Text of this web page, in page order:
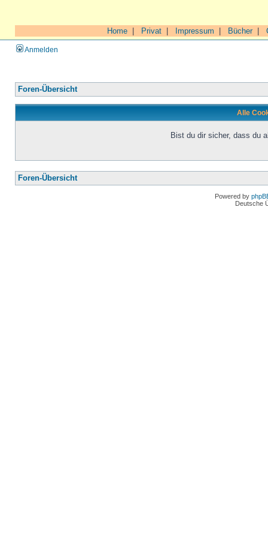
Home Privat Impressum Bücher|
Anmelden
Foren-Übersicht
Alle
Bist du dir sicher, dass du
Foren-Übersicht
Powered by
Deutsche